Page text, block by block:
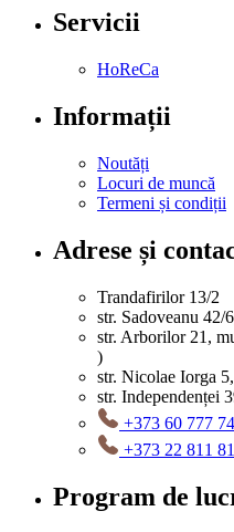
Servicii
HoReCa
Informații
Noutăți
Locuri de muncă
Termeni și condiții
Adrese și
Trandafirilor 13/2
str. Sadoveanu
str. Arborilor 21,
)
str. Nicolae Iorga
str. Independenței
+373 60 777
+373 22 811
Program de